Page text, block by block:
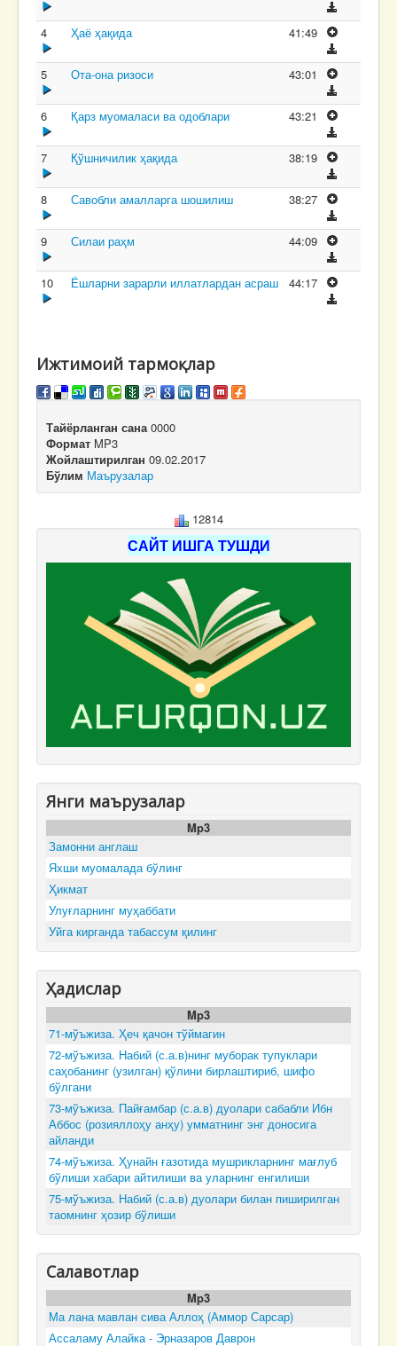
4 Ҳаё ҳақида 41:49
5 Ота-она ризоси 43:01
6 Қарз муомаласи ва одоблари 43:21
7 Қўшничилик ҳақида 38:19
8 Савобли амалларга шошилиш 38:27
9 Силаи раҳм 44:09
10 Ёшларни зарарли иллатлардан асраш 44:17
Ижтимоий тармоқлар
Тайёрланган сана 0000
Формат MP3
Жойлаштирилган 09.02.2017
Бўлим Маърузалар
12814
САЙТ ИШГА ТУШДИ
Янги маърузалар
Mp3
Замонни англаш
Яхши муомалада бўлинг
Ҳикмат
Улуғларнинг муҳаббати
Уйга кирганда табассум қилинг
Ҳадислар
Mp3
71-мўъжиза. Ҳеч қачон тўймагин
72-мўъжиза. Набий (с.а.в)нинг муборак тупуклари
саҳобанинг (узилган) қўлини бирлаштириб, шифо
бўлгани
73-мўъжиза. Пайғамбар (с.а.в) дуолари сабабли Ибн
Аббос (розияллоҳу анҳу) умматнинг энг доносига
айланди
74-мўъжиза. Ҳунайн ғазотида мушрикларнинг мағлуб
бўлиши хабари айтилиши ва уларнинг енгилиши
75-мўъжиза. Набий (с.а.в) дуолари билан пиширилган
таомнинг ҳозир бўлиши
Салавотлар
Mp3
Ма лана мавлан сива Аллоҳ (Аммор Сарсар)
Ассаламу Алайка - Эрназаров Даврон